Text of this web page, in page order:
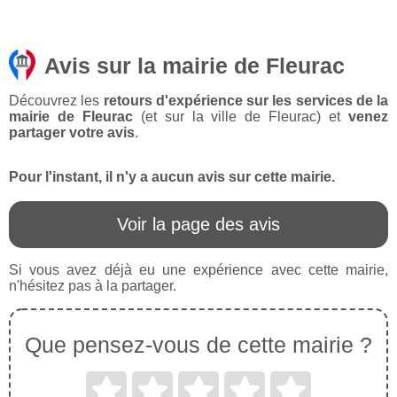
Avis sur la mairie de Fleurac
Découvrez les retours d'expérience sur les services de la
mairie de Fleurac(et sur la ville de Fleurac) etvenez
partager votre avis.
Pour l'instant, il n'y a aucun avis sur cette mairie.
Voir la page des avis
Si vous avez déjà eu une expérience avec cette mairie,
n'hésitez pas à la partager.
Que pensez-vous de cette mairie ?